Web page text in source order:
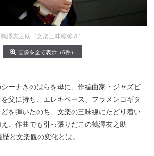
鶴澤友之助（文楽三味線弾き）
画像を全て表示（6件）
ーナきのはらを母に、作編曲家・ジャズピ
父に持ち、エレキベース、フラメンコギタ
を弾いたのち、文楽の三味線にたどり着い
、作曲でも引っ張りだこの鶴澤友之助
と文楽観の変化とは。